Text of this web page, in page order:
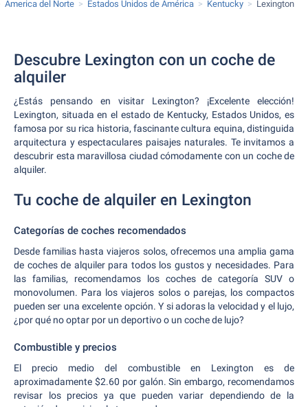
America del Norte Estados Unidos de América Kentucky Lexington
Descubre Lexington con un coche de
alquiler
¿Estás pensando en visitar Lexington? ¡Excelente elección!
Lexington, situada en el estado de Kentucky, Estados Unidos, es
famosa por su rica historia, fascinante cultura equina, distinguida
arquitectura y espectaculares paisajes naturales. Te invitamos a
descubrir esta maravillosa ciudad cómodamente con un coche de
alquiler.
Tu coche de alquiler en Lexington
Categorías de coches recomendados
Desde familias hasta viajeros solos, ofrecemos una amplia gama
de coches de alquiler para todos los gustos y necesidades. Para
las familias, recomendamos los coches de categoría SUV o
monovolumen. Para los viajeros solos o parejas, los compactos
pueden ser una excelente opción. Y si adoras la velocidad y el lujo,
¿por qué no optar por un deportivo o un coche de lujo?
Combustible y precios
El precio medio del combustible en Lexington es de
aproximadamente $2.60 por galón. Sin embargo, recomendamos
revisar los precios ya que pueden variar dependiendo de la